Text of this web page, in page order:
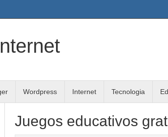
Wordpress Internet Tecnologia
Juegos educativos